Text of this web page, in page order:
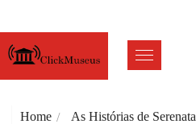
Home As Histórias de Serenata